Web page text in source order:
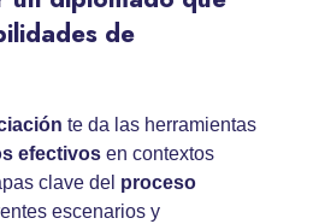
de
te da las herramientas
efectivos en contextos
clave del proceso
escenarios y